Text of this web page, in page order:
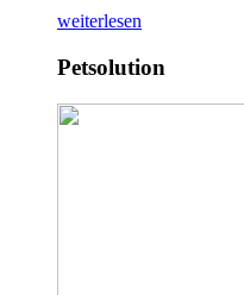
weiterlesen
Petsolution